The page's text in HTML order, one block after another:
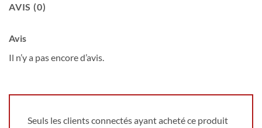
AVIS (0)
Avis
Il n’y a pas encore d’avis.
Seuls les clients connectés ayant acheté ce produit